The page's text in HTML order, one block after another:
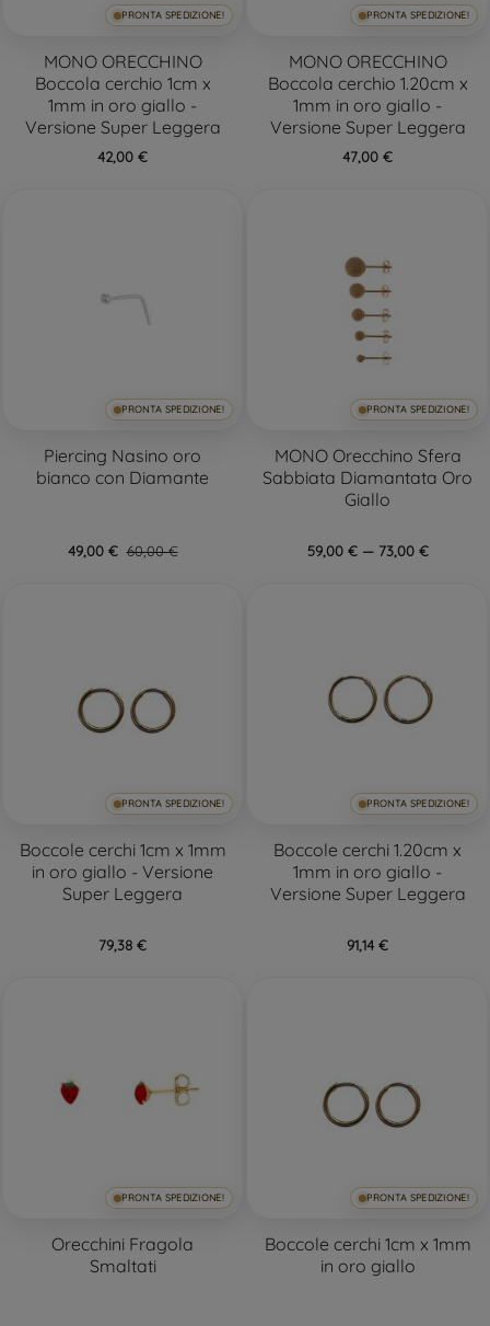
PRONTA SPEDIZIONE!
MONO ORECCHINO
Boccola cerchio 1cm x
1mm in oro giallo -
Versione Super Leggera
42,00 €
PRONTA SPEDIZIONE!
MONO ORECCHINO
Boccola cerchio 1.20cm x
1mm in oro giallo -
Versione Super Leggera
47,00 €
PRONTA SPEDIZIONE!
Piercing Nasino oro
bianco con Diamante
49,00 € 60,00 €
PRONTA SPEDIZIONE!
MONO Orecchino Sfera
Sabbiata Diamantata Oro
Giallo
59,00 € — 73,00 €
PRONTA SPEDIZIONE!
Boccole cerchi 1cm x 1mm
in oro giallo - Versione
Super Leggera
79,38 €
PRONTA SPEDIZIONE!
Boccole cerchi 1.20cm x
1mm in oro giallo -
Versione Super Leggera
91,14 €
PRONTA SPEDIZIONE!
Orecchini Fragola
Smaltati
PRONTA SPEDIZIONE!
Boccole cerchi 1cm x 1mm
in oro giallo